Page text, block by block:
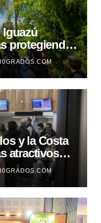
Iguazú
protegiendo
del Diablo
y la Costa
atractivos